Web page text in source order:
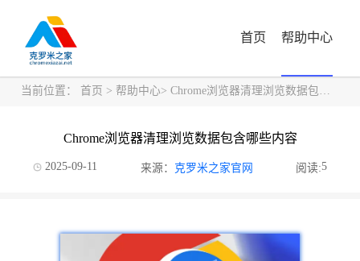
首页 帮助中心
当前位置： 首页 > 帮助中心> Chrome浏览器清理浏览数据包含哪些内容
Chrome浏览器清理浏览数据包含哪些内容
2025-09-11 来源： 克罗米之家官网 阅读:5